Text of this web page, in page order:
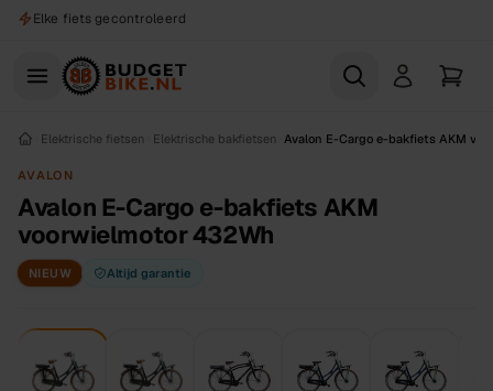
Naar hoofdinhoud
Elke fiets gecontroleerd
Elektrische fietsen Elektrische bakfietsen Avalon E-Cargo e-bakfiets AKM
AVALON
Avalon E-Cargo e-bakfiets AKM
voorwielmotor 432Wh
NIEUW Altijd garantie